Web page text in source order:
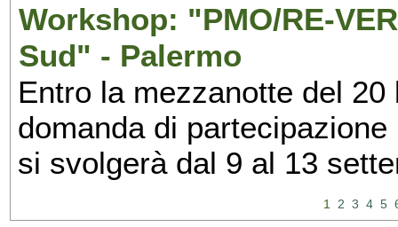
Workshop: "PMO/RE-
Sud" - Palermo
Entro la mezzanotte del
domanda di
si svolgerà dal 9 al 13
1 2 3 4 5